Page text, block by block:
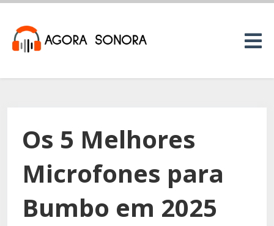
Os 5 Melhores
Microfones para
Bumbo em 2025